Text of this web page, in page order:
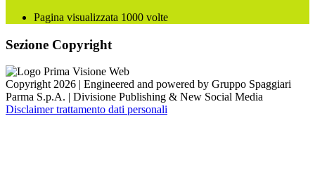
Pagina visualizzata 1000 volte
Sezione Copyright
Copyright 2026 | Engineered and powered by Gruppo Spaggiari
Parma S.p.A. | Divisione Publishing & New Social Media
Disclaimer trattamento dati personali